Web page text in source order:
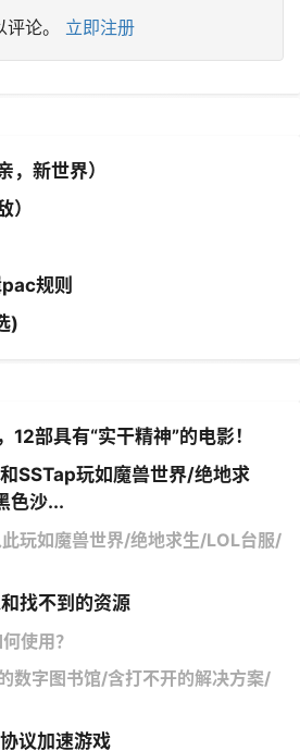
论。 立即注册
，新世界）
）
规则
)
12部具有“实干精神”的电影！
SSTap玩如魔兽世界/绝地求
色沙...
玩如魔兽世界/绝地求生/LOL台服/
找不到的资源
使用？
数字图书馆/含打不开的解决方案/
议加速游戏